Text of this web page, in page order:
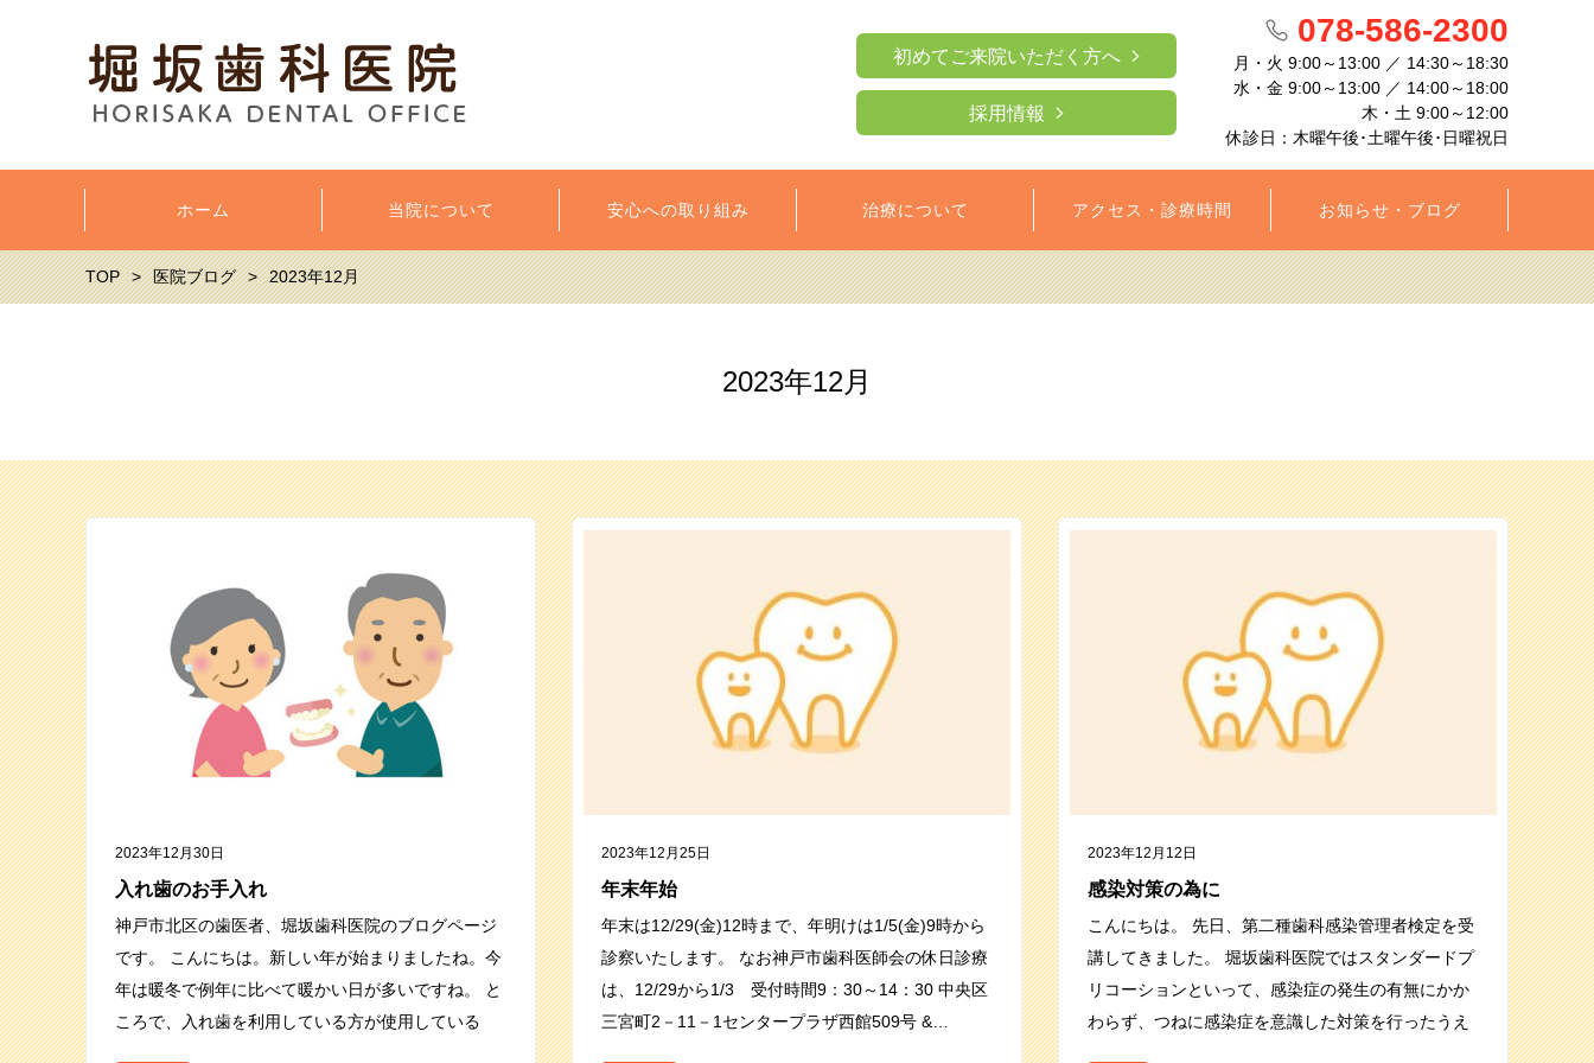
初めてご来院いただく方へ
採用情報
078-586-2300
月・火 9:00～13:00 ／ 14:30～18:30
水・金 9:00～13:00 ／ 14:00～18:00
木・土 9:00～12:00
休診日：木曜午後･土曜午後･日曜祝日
ホーム 当院について 安心への取り組み 治療について アクセス・診療時間 お知らせ・ブログ
TOP 医院ブログ 2023年12月
2023年12月
2023年12月30日
入れ歯のお手入れ
神戸市北区の歯医者、堀坂歯科医院のブログページ
です。 こんにちは。新しい年が始まりましたね。今
年は暖冬で例年に比べて暖かい日が多いですね。 と
ころで、入れ歯を利用している方が使用している
2023年12月25日
年末年始
年末は12/29(金)12時まで、年明けは1/5(金)9時から
診察いたします。 なお神戸市歯科医師会の休日診療
は、12/29から1/3 受付時間9：30～14：30 中央区
三宮町2－11－1センタープラザ西館509号 &…
2023年12月12日
感染対策の為に
こんにちは。 先日、第二種歯科感染管理者検定を受
講してきました。 堀坂歯科医院ではスタンダードプ
リコーションといって、感染症の発生の有無にかか
わらず、つねに感染症を意識した対策を行ったうえ